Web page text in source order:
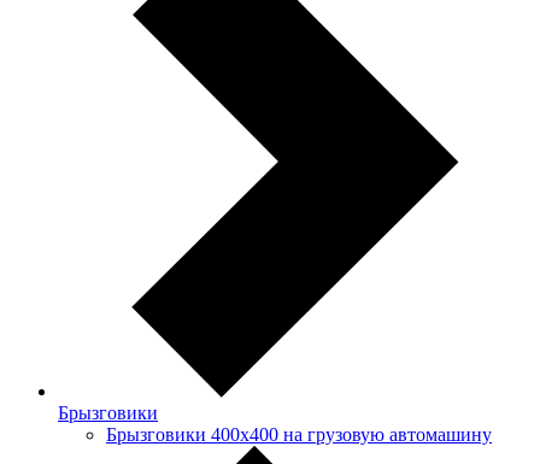
Брызговики
Брызговики 400х400 на грузовую автомашину